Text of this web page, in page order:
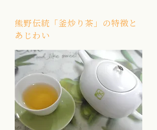
熊野伝統「釜炒り茶」の特徴と
あじわい